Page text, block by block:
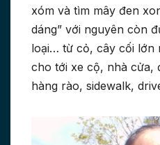
xóm và tìm mây đen
dáng” với nguyên còn
loại… từ cỏ, cây cối lớn
cho tới xe cộ, nhà cửa,
hàng rào, sidewalk,